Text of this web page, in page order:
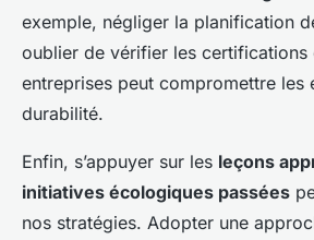
exemple, négliger la planification
oublier de vérifier les certifications
entreprises peut compromettre les
durabilité.
Enfin, s’appuyer sur les leçons
initiatives écologiques passées
nos stratégies. Adopter une